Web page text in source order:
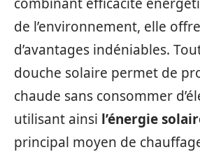
de l’environnement, elle
d’avantages indéniables.
douche solaire permet de
chaude sans consommer
utilisant ainsi l’énergie
principal moyen de